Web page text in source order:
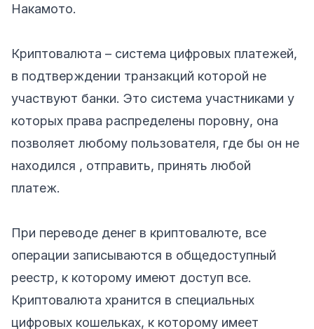
Накамото.
Криптовалюта – система цифровых платежей,
в подтверждении транзакций которой не
участвуют банки. Это система участниками у
которых права распределены поровну, она
позволяет любому пользователя, где бы он не
находился , отправить, принять любой
платеж.
При переводе денег в криптовалюте, все
операции записываются в общедоступный
реестр, к которому имеют доступ все.
Криптовалюта хранится в специальных
цифровых кошельках, к которому имеет